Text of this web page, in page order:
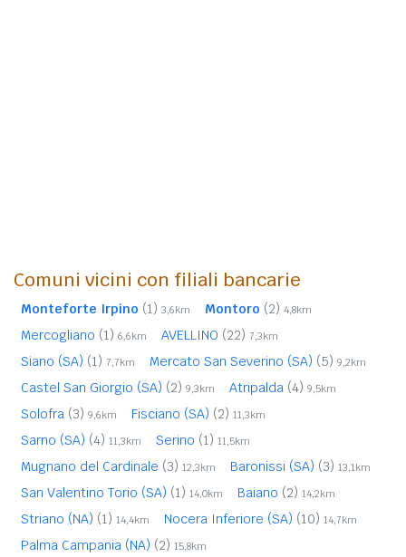
Comuni vicini con filiali bancarie
Monteforte Irpino (1) 3,6km Montoro (2) 4,8km
Mercogliano (1) 6,6km AVELLINO (22) 7,3km
Siano (SA) (1) 7,7km Mercato San Severino (SA) (5) 9,2km
Castel San Giorgio (SA) (2) 9,3km Atripalda (4) 9,5km
Solofra (3) 9,6km Fisciano (SA) (2) 11,3km
Sarno (SA) (4) 11,3km Serino (1) 11,5km
Mugnano del Cardinale (3) 12,3km Baronissi (SA) (3) 13,1km
San Valentino Torio (SA) (1) 14,0km Baiano (2) 14,2km
Striano (NA) (1) 14,4km Nocera Inferiore (SA) (10) 14,7km
Palma Campania (NA) (2) 15,8km